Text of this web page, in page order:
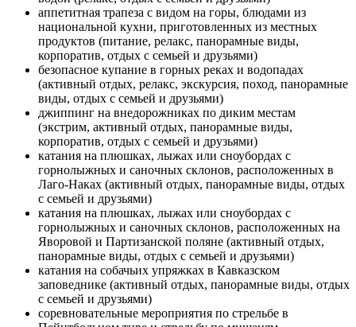
аппетитная трапеза с видом на горы, блюдами из
национальной кухни, приготовленных из местных
продуктов (питание, релакс, панорамные виды,
корпоратив, отдых с семьей и друзьями)
безопасное купание в горных реках и водопадах
(активный отдых, релакс, экскурсия, поход, панорамные
виды, отдых с семьей и друзьями)
джиппинг на внедорожниках по диким местам
(экстрим, активный отдых, панорамные виды,
корпоратив, отдых с семьей и друзьями)
катания на плюшках, лыжах или сноубордах с
горнолыжных и саночных склонов, расположенных в
Лаго-Наках (активный отдых, панорамные виды, отдых
с семьей и друзьями)
катания на плюшках, лыжах или сноубордах с
горнолыжных и саночных склонов, расположенных на
Яворовой и Партизанской поляне (активный отдых,
панорамные виды, отдых с семьей и друзьями)
катания на собачьих упряжках в Кавказском
заповеднике (активный отдых, панорамные виды, отдых
с семьей и друзьями)
соревновательные мероприятия по стрельбе в